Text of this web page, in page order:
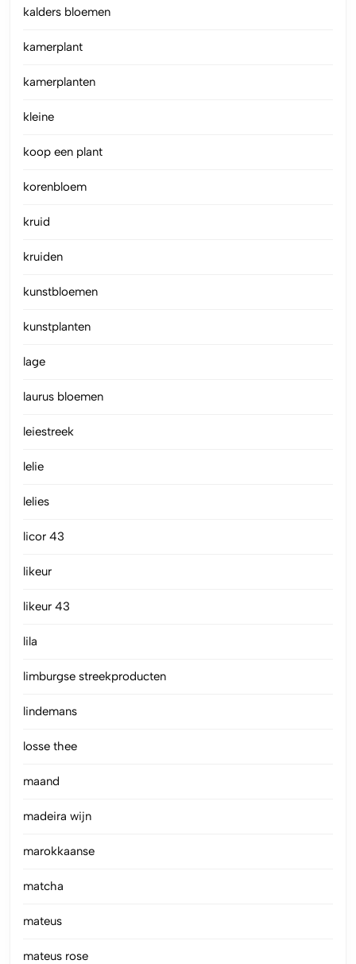
kalders bloemen
kamerplant
kamerplanten
kleine
koop een plant
korenbloem
kruid
kruiden
kunstbloemen
kunstplanten
lage
laurus bloemen
leiestreek
lelie
lelies
licor 43
likeur
likeur 43
lila
limburgse streekproducten
lindemans
losse thee
maand
madeira wijn
marokkaanse
matcha
mateus
mateus rose